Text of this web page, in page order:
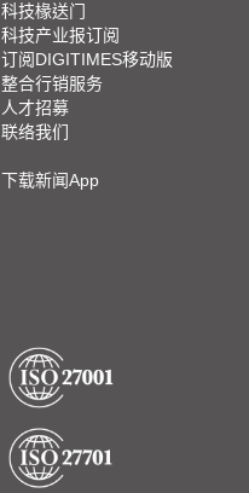
科技椽送门
科技产业报订阅
订阅DIGITIMES移动版
整合行销服务
人才招募
联络我们
下载新闻App